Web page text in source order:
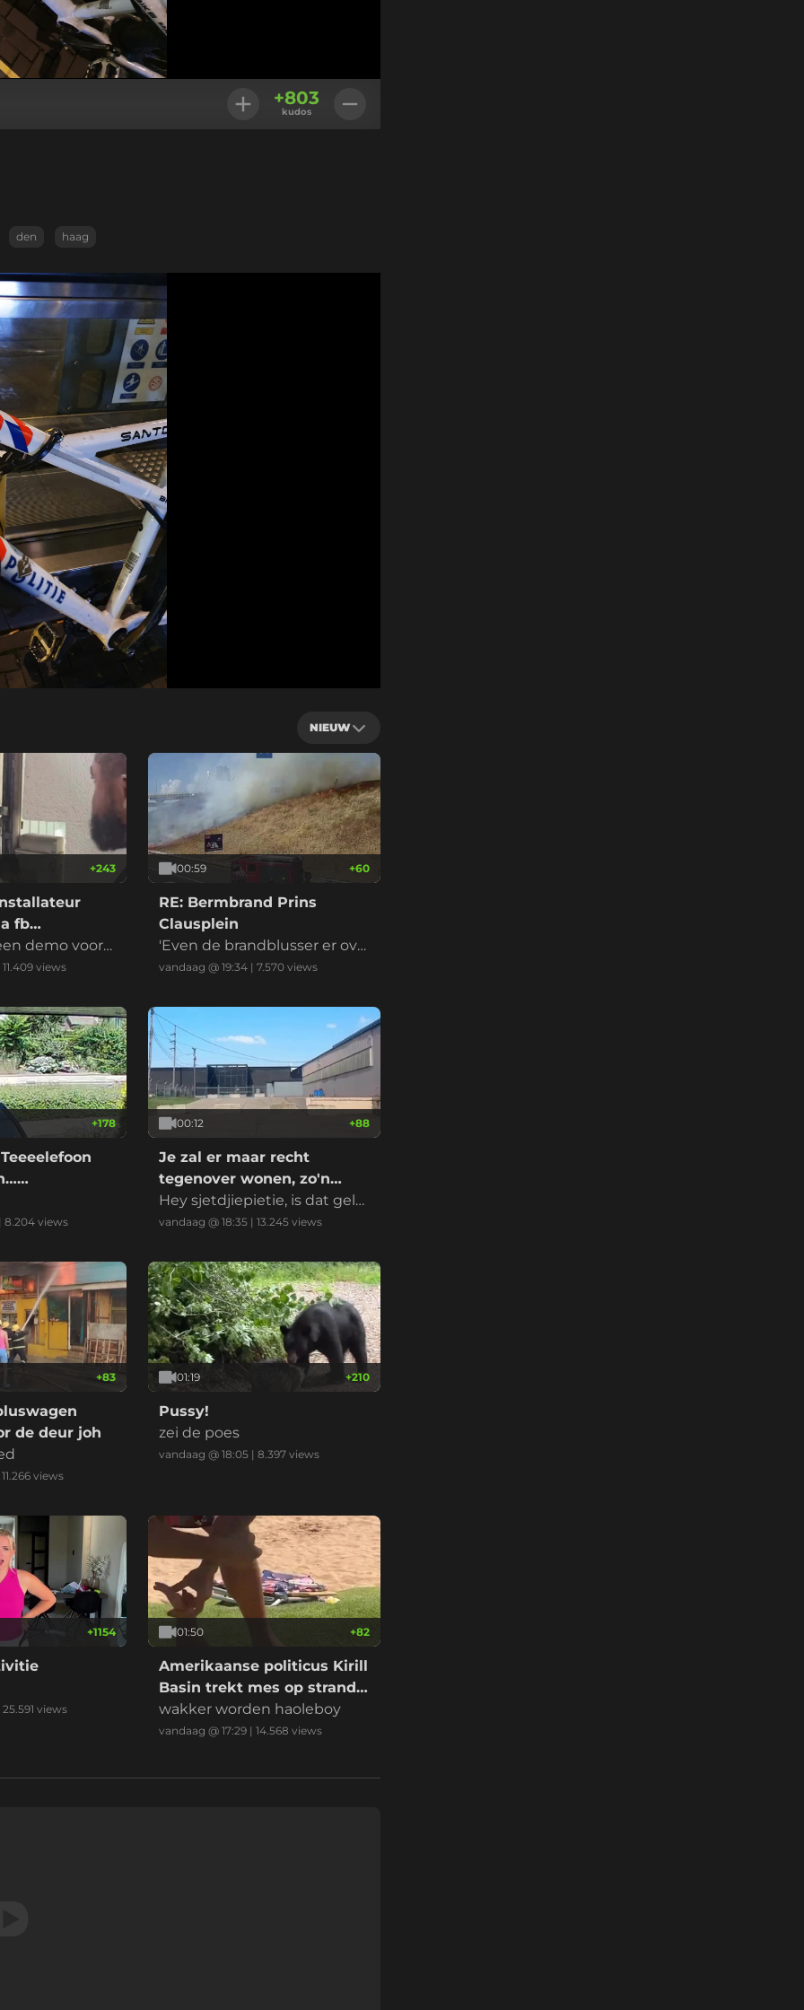
+803
kudos
den haag
NIEUW
+243
fb
demo voord
11.409views
00:59 +60
RE: Bermbrand Prins
Clausplein
'Even de brandblusser er ove
r en het is geblust' riep iema
vandaag @ 19:34 |7.570 views
+178
8.204views
00:12 +88
Je zal er maar recht
tegenover wonen, zo'n
datacenter
Hey sjetdjiepietie, is dat gelui
d normaal?
vandaag @ 18:35 |13.245 views
+83
de deur joh
11.266views
01:19 +210
Pussy!
zei de poes
vandaag @ 18:05 |8.397 views
+1154
25.591 views
01:50 +82
Amerikaanse politicus Kirill
Basin trekt mes op strand
Hawaii
wakker worden haoleboy
vandaag @ 17:29 |14.568 views